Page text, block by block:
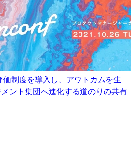
制度を導入し、アウトカムを生
ント集団へ進化する道のりの共有